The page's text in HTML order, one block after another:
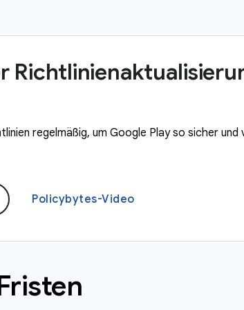
regelmäßig, um Google Play so sicher
Policybytes-Video